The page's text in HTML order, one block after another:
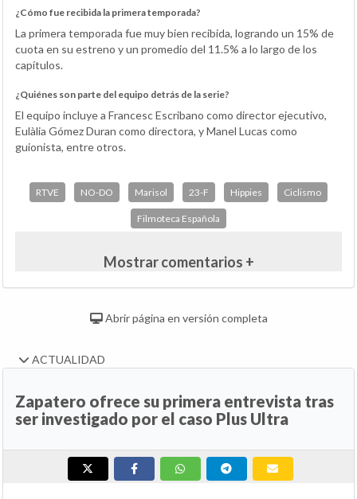
¿Cómo fue recibida la primera temporada?
La primera temporada fue muy bien recibida, logrando un 15% de
cuota en su estreno y un promedio del 11.5% a lo largo de los
capítulos.
¿Quiénes son parte del equipo detrás de la serie?
El equipo incluye a Francesc Escribano como director ejecutivo,
Eulàlia Gómez Duran como directora, y Manel Lucas como
guionista, entre otros.
RTVE NO-DO Marisol 23-F Hippies Ciclismo
Filmoteca Española
Mostrar comentarios +
Abrir página en versión completa
ACTUALIDAD
Zapatero ofrece su primera entrevista tras
ser investigado por el caso Plus Ultra